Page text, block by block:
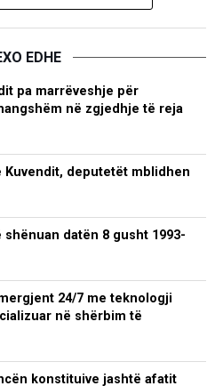
EDHE
pa marrëveshje për
në zgjedhje të reja
Kuvendit, deputetët mblidhen
datën 8 gusht 1993-
24/7 me teknologji
në shërbim të
konstituive jashtë afatit